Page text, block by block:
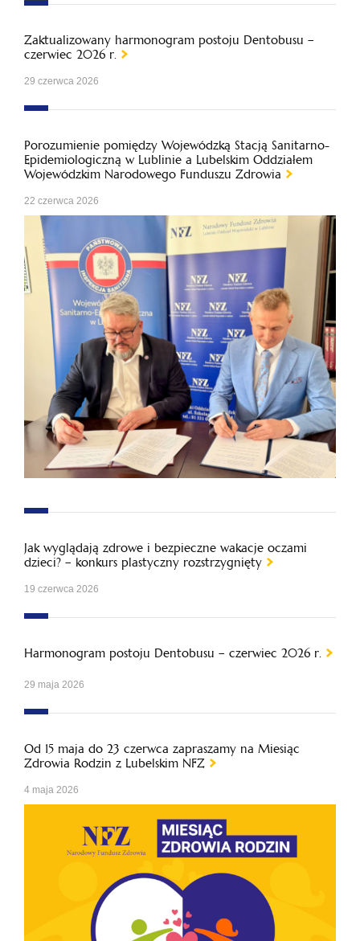
Zaktualizowany harmonogram postoju Dentobusu –
czerwiec 2026 r.
29 czerwca 2026
Porozumienie pomiędzy Wojewódzką Stacją Sanitarno-
Epidemiologiczną w Lublinie a Lubelskim Oddziałem
Wojewódzkim Narodowego Funduszu Zdrowia
22 czerwca 2026
Jak wyglądają zdrowe i bezpieczne wakacje oczami
dzieci? – konkurs plastyczny rozstrzygnięty
19 czerwca 2026
Harmonogram postoju Dentobusu – czerwiec 2026 r.
29 maja 2026
Od 15 maja do 23 czerwca zapraszamy na Miesiąc
Zdrowia Rodzin z Lubelskim NFZ
4 maja 2026